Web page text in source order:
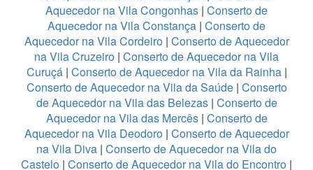
Aquecedor na Vila Congonhas | Conserto de
Aquecedor na Vila Constança | Conserto de
Aquecedor na Vila Cordeiro| Conserto de Aquecedor
na Vila Cruzeiro | Conserto de Aquecedor na Vila
Curuçá | Conserto de Aquecedor na Vila da Rainha |
Conserto de Aquecedor na Vila da Saúde| Conserto
de Aquecedor na Vila das Belezas| Conserto de
Aquecedor na Vila das Mercês| Conserto de
Aquecedor na Vila Deodoro| Conserto de Aquecedor
na Vila Diva | Conserto de Aquecedor na Vila do
Castelo | Conserto de Aquecedor na Vila do Encontro |